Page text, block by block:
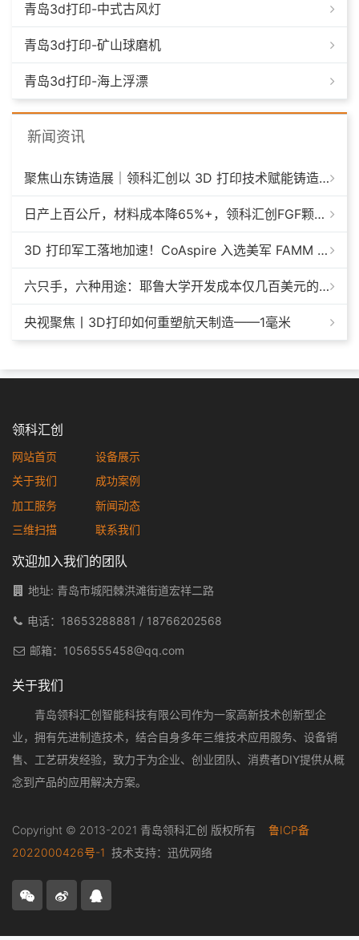
青岛3d打印-中式古风灯
青岛3d打印-矿山球磨机
青岛3d打印-海上浮漂
新闻资讯
聚焦山东铸造展｜领科汇创以 3D 打印技术赋能铸造模具革新
日产上百公斤，材料成本降65%+，领科汇创FGF颗粒料3D打印机
3D 打印军工落地加速！CoAspire 入选美军 FAMM 导弹项目，RAACM 巡航导弹依托增材制造推进量产
六只手，六种用途：耶鲁大学开发成本仅几百美元的3D打印多功能假肢套装
央视聚焦丨3D打印如何重塑航天制造——1毫米
领科汇创
网站首页
关于我们
加工服务
三维扫描
设备展示
成功案例
新闻动态
联系我们
欢迎加入我们的团队
地址: 青岛市城阳棘洪滩街道宏祥二路
电话： 18653288881 / 18766202568
邮箱： 1056555458@qq.com
关于我们
青岛领科汇创智能科技有限公司作为一家高新技术创新型企
业，拥有先进制造技术，结合自身多年三维技术应用服务、设备销
售、工艺研发经验，致力于为企业、创业团队、消费者DIY提供从概
念到产品的应用解决方案。
Copyright © 2013-2021 青岛领科汇创 版权所有 鲁ICP备
2022000426号-1 技术支持： 迅优网络